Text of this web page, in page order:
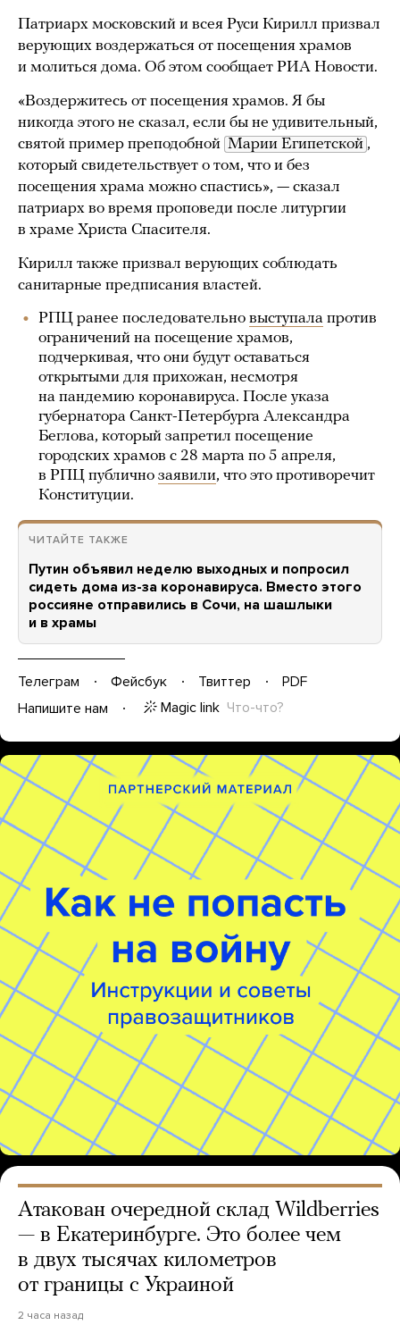
Патриарх московский и всея Руси Кирилл призвал
верующих воздержаться от посещения храмов
и молиться дома. Об этом сообщает РИА Новости.
«Воздержитесь от посещения храмов. Я бы
никогда этого не сказал, если бы не удивительный,
святой пример преподобной Марии Египетской ,
который свидетельствует о том, что и без
посещения храма можно спастись», — сказал
патриарх во время проповеди после литургии
в храме Христа Спасителя.
Кирилл также призвал верующих соблюдать
санитарные предписания властей.
РПЦ ранее последовательно выступала против
ограничений на посещение храмов,
подчеркивая, что они будут оставаться
открытыми для прихожан, несмотря
на пандемию коронавируса. После указа
губернатора Санкт-Петербурга Александра
Беглова, который запретил посещение
городских храмов с 28 марта по 5 апреля,
в РПЦ публично заявили, что это противоречит
Конституции.
ЧИТАЙТЕ ТАКЖЕ
Путин объявил неделю выходных и попросил
сидеть дома из-за коронавируса. Вместо этого
россияне отправились в Сочи, на шашлыки
и в храмы
Телеграм Фейсбук Твиттер
PDF
Напишите нам
Magic link Что-что?
Атакован очередной склад Wildberries
— в Екатеринбурге. Это более чем
в двух тысячах километров
от границы с Украиной
2 часа назад